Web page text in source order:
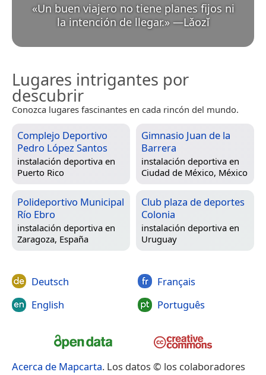
«Un buen viajero no tiene planes fijos ni
la intención de llegar.» —Lǎozǐ
Lugares intrigantes por
descubrir
Conozca lugares fascinantes en cada rincón del mundo.
Complejo Deportivo
Pedro López Santos
instalación deportiva en
Puerto Rico
Gimnasio Juan de la
Barrera
instalación deportiva en
Ciudad de México, México
Polideportivo Municipal
Río Ebro
instalación deportiva en
Zaragoza, España
Club plaza de deportes
Colonia
instalación deportiva en
Uruguay
Deutsch
English
Français
Português
Acerca de Mapcarta. Los datos © los colaboradores